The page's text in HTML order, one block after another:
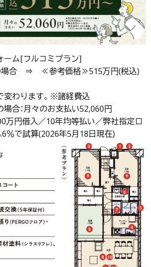
ム[フルコミプラン]
場合 ⇒ ≪参考価格≫515万円(税込)
わります。※諸経費込
合：月々のお支払い52,060円
万円借入／10年均等払い／弊社指定ロ
％で試算(2026年5月18日現在)